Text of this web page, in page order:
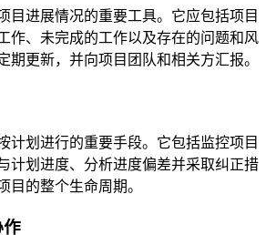
目进展情况的重要工具。它应包括项目
作、未完成的工作以及存在的问题和风
期更新，并向项目团队和相关方汇报。
计划进行的重要手段。它包括监控项目
计划进度、分析进度偏差并采取纠正措
目的整个生命周期。
作